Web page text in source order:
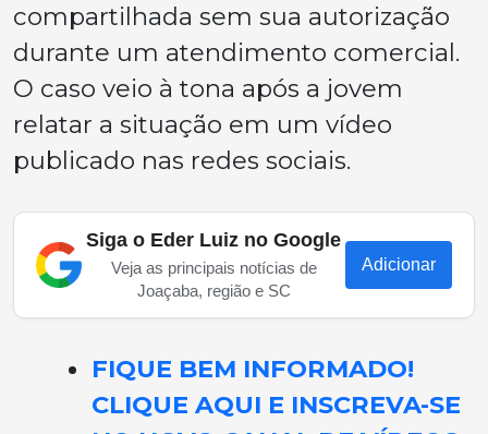
compartilhada sem sua autorização
durante um atendimento comercial.
O caso veio à tona após a jovem
relatar a situação em um vídeo
publicado nas redes sociais.
Siga o Eder Luiz no Google
Veja as principais notícias de
Joaçaba, região e SC
Adicionar
FIQUE BEM INFORMADO!
CLIQUE AQUI E INSCREVA-SE